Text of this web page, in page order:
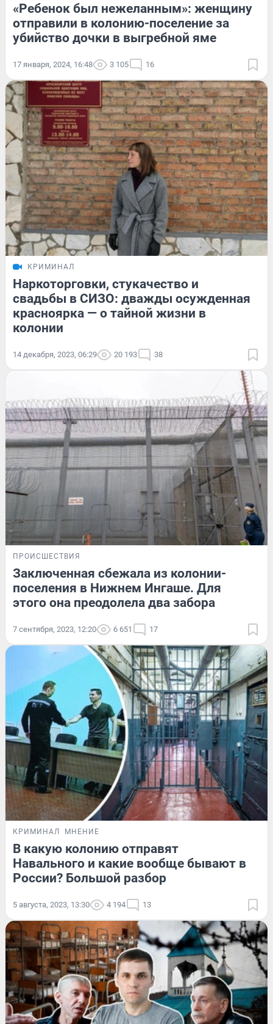
«Ребенок был нежеланным»: женщину
отправили в колонию-поселение за
убийство дочки в выгребной яме
17 января, 2024, 16:48 3 105 16
КРИМИНАЛ
Наркоторговки, стукачество и
свадьбы в СИЗО: дважды осужденная
красноярка — о тайной жизни в
колонии
14 декабря, 2023, 06:29 20 193 38
ПРОИСШЕСТВИЯ
Заключенная сбежала из колонии-
поселения в Нижнем Ингаше. Для
этого она преодолела два забора
7 сентября, 2023, 12:20 6 651 17
КРИМИНАЛ МНЕНИЕ
В какую колонию отправят
Навального и какие вообще бывают в
России? Большой разбор
5 августа, 2023, 13:30 4 194 13